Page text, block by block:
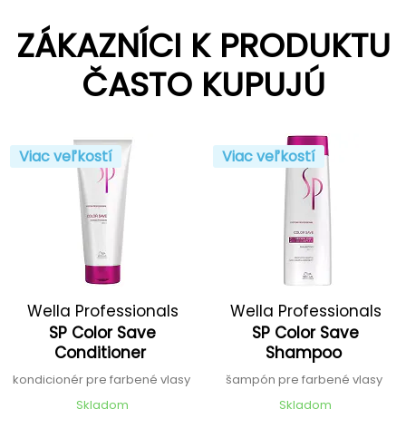
ZÁKAZNÍCI K PRODUKTU
ČASTO KUPUJÚ
Viac veľkostí
Wella Professionals
SP Color Save
Conditioner
kondicionér pre farbené vlasy
Skladom
Viac veľkostí
Wella Professionals
SP Color Save
Shampoo
šampón pre farbené vlasy
Skladom